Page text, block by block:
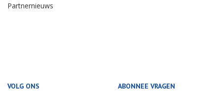
Partnernieuws
VOLG ONS ABONNEE VRAGEN